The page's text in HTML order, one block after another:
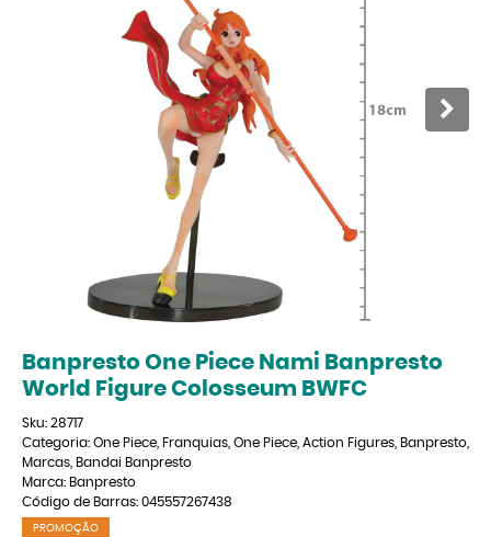
Banpresto One Piece Nami Banpresto
World Figure Colosseum BWFC
Sku: 28717
Categoria: One Piece Franquias One Piece Action Figures Banpresto
Marcas Bandai Banpresto
Marca: Banpresto
Código de Barras: 045557267438
PROMOÇÃO